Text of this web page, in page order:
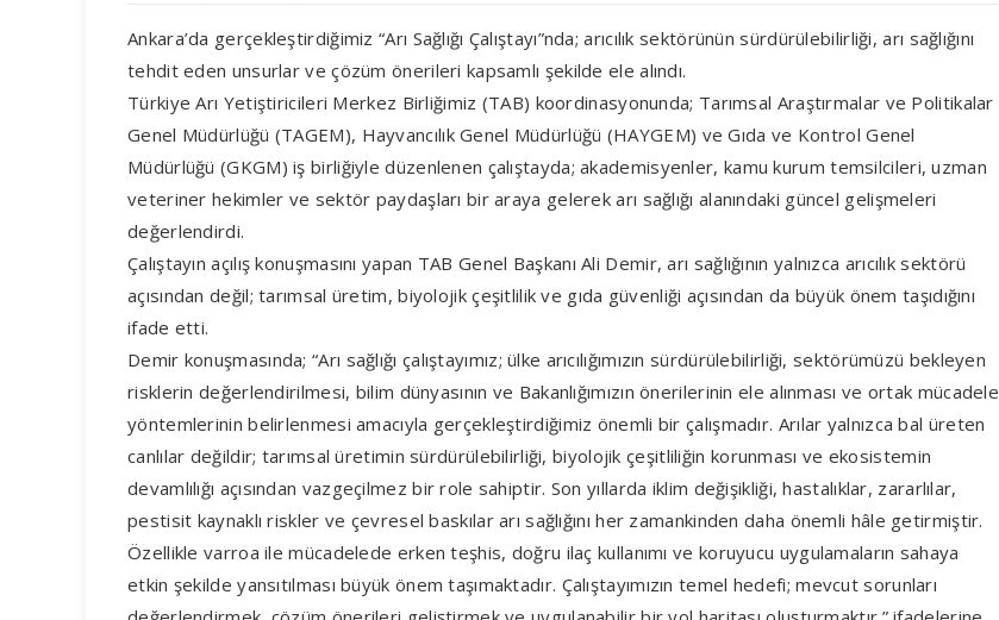
Ankara’da gerçekleştirdiğimiz “Arı Sağlığı Çalıştayı”nda; arıcılık sektörünün sürdürülebilirliği, arı sağlığını
tehdit eden unsurlar ve çözüm önerileri kapsamlı şekilde ele alındı.
Türkiye Arı Yetiştiricileri Merkez Birliğimiz (TAB) koordinasyonunda; Tarımsal Araştırmalar ve Politikalar
Genel Müdürlüğü (TAGEM), Hayvancılık Genel Müdürlüğü (HAYGEM) ve Gıda ve Kontrol Genel
Müdürlüğü (GKGM) iş birliğiyle düzenlenen çalıştayda; akademisyenler, kamu kurum temsilcileri, uzman
veteriner hekimler ve sektör paydaşları bir araya gelerek arı sağlığı alanındaki güncel gelişmeleri
değerlendirdi.
Çalıştayın açılış konuşmasını yapan TAB Genel Başkanı Ali Demir, arı sağlığının yalnızca arıcılık sektörü
açısından değil; tarımsal üretim, biyolojik çeşitlilik ve gıda güvenliği açısından da büyük önem taşıdığını
ifade etti.
Demir konuşmasında; “Arı sağlığı çalıştayımız; ülke arıcılığımızın sürdürülebilirliği, sektörümüzü bekleyen
risklerin değerlendirilmesi, bilim dünyasının ve Bakanlığımızın önerilerinin ele alınması ve ortak mücadele
yöntemlerinin belirlenmesi amacıyla gerçekleştirdiğimiz önemli bir çalışmadır. Arılar yalnızca bal üreten
canlılar değildir; tarımsal üretimin sürdürülebilirliği, biyolojik çeşitliliğin korunması ve ekosistemin
devamlılığı açısından vazgeçilmez bir role sahiptir. Son yıllarda iklim değişikliği, hastalıklar, zararlılar,
pestisit kaynaklı riskler ve çevresel baskılar arı sağlığını her zamankinden daha önemli hâle getirmiştir.
Özellikle varroa ile mücadelede erken teşhis, doğru ilaç kullanımı ve koruyucu uygulamaların sahaya
etkin şekilde yansıtılması büyük önem taşımaktadır. Çalıştayımızın temel hedefi; mevcut sorunları